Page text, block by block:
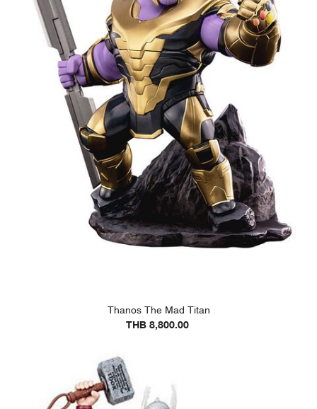
Thanos The Mad Titan
THB 8,800.00